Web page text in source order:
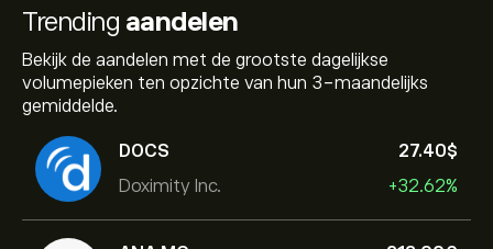
Trending aandelen
Bekijk de aandelen met de grootste dagelijkse
volumepieken ten opzichte van hun 3-maandelijks
gemiddelde.
DOCS
Doximity Inc.
27.40‎$‎
+32.62%